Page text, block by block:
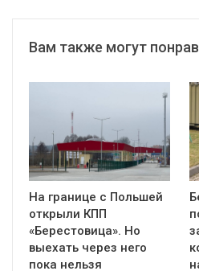
Вам также могут
На границе с Польшей
открыли КПП
«Берестовица». Но
выехать через него
пока нельзя